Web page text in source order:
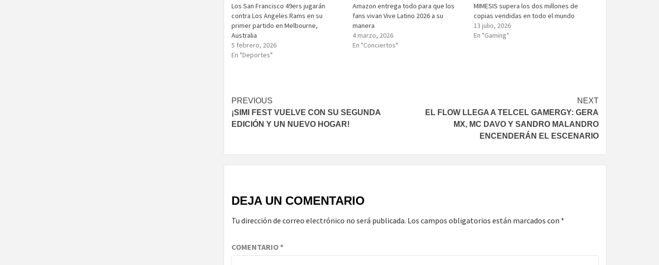
Los San Francisco 49ers jugarán
contra Los Angeles Rams en su
primer partido en Melbourne,
Australia
5 febrero, 2026
En "Deportes"
Amazon entrega todo para que los
fans vivan Vive Latino 2026 a su
manera
4 marzo, 2026
En "Conciertos"
MIMESIS supera los dos millones de
copias vendidas en todo el mundo
13 julio, 2026
En "Gaming"
Post
navigation
PREVIOUS
¡SIMI FEST VUELVE CON SU SEGUNDA
EDICIÓN Y UN NUEVO HOGAR!
NEXT
EL FLOW LLEGA A TELCEL GAMERGY: GERA
MX, MC DAVO Y SANDRO MALANDRO
ENCENDERÁN EL ESCENARIO
DEJA UN COMENTARIO
Tu dirección de correo electrónico no será publicada. Los campos obligatorios están marcados con *
COMENTARIO*